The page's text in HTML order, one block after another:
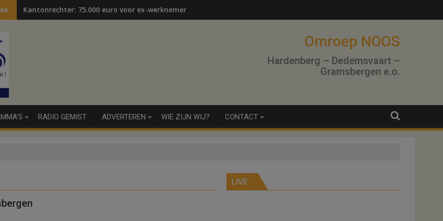
Kantonrechter: 75.000 euro voor ex-werknemers
Omroep NOOS
Hardenberg – Dedemsvaart –
Gramsbergen e.o.
RADIO GEMIST ADVERTEREN WIE ZIJN WIJ? CONTACT
LIVE